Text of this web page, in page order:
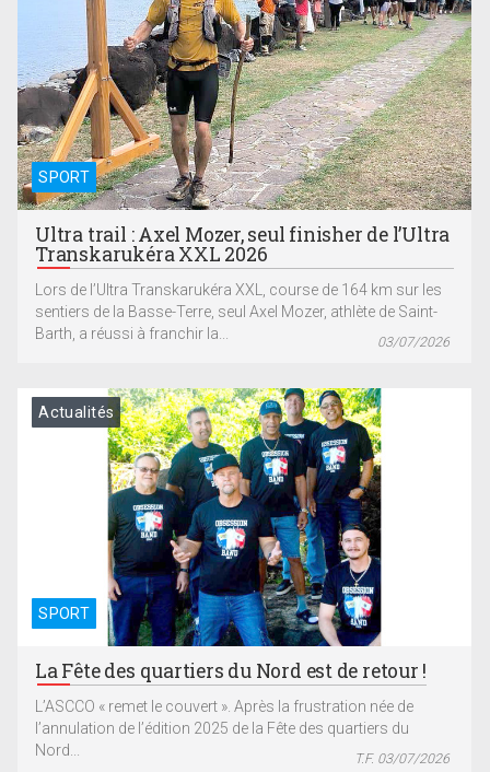
SPORT
Ultra trail : Axel Mozer, seul finisher de l’Ultra
Transkarukéra XXL 2026
Lors de l’Ultra Transkarukéra XXL, course de 164 km sur les
sentiers de la Basse-Terre, seul Axel Mozer, athlète de Saint-
Barth, a réussi à franchir la...
03/07/2026
SPORT
Actualités
La Fête des quartiers du Nord est de retour !
L’ASCCO « remet le couvert ». Après la frustration née de
l’annulation de l’édition 2025 de la Fête des quartiers du
Nord...
T.F. 03/07/2026